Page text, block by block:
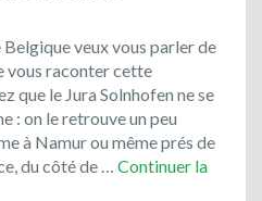
veux vous parler de
vous raconter cette
que le Jura Solnhofen ne se
: on le retrouve un peu
à Namur ou même prés de
du côté de … Continuer la